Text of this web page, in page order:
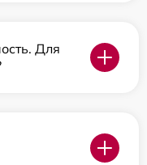
Для